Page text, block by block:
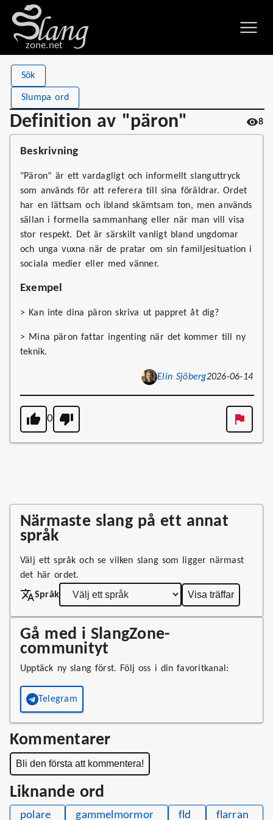
zone.net
Sök
Slumpa ord
Definition av "päron" 8
Definition av "päron"
Stat
Views
Definitions 1
Beskrivning
"Päron" är ett vardagligt och informellt slanguttryck
som används för att referera till sina föräldrar. Ordet
har en lättsam och ibland skämtsam ton, men används
sällan i formella sammanhang eller när man vill visa
stor respekt. Det är särskilt vanligt bland ungdomar
och unga vuxna när de pratar om sin familjesituation i
sociala medier eller med vänner.
Exempel
> Kan inte dina päron skriva ut pappret åt dig?
> Mina päron fattar ingenting när det kommer till ny
teknik.
Elin Sjöberg2026-06-14
0
Närmaste slang på ett annat
språk
Välj ett språk och se vilken slang som ligger närmast
det här ordet.
Språk
Visa träffar
Gå med i SlangZone-
communityt
Upptäck ny slang först. Följ oss i din favoritkanal:
Telegram
Kommentarer
Bli den första att kommentera!
Liknande ord
polare gammelmormor fld flarran